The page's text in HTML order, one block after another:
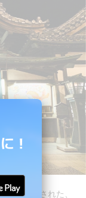
に宿泊された、